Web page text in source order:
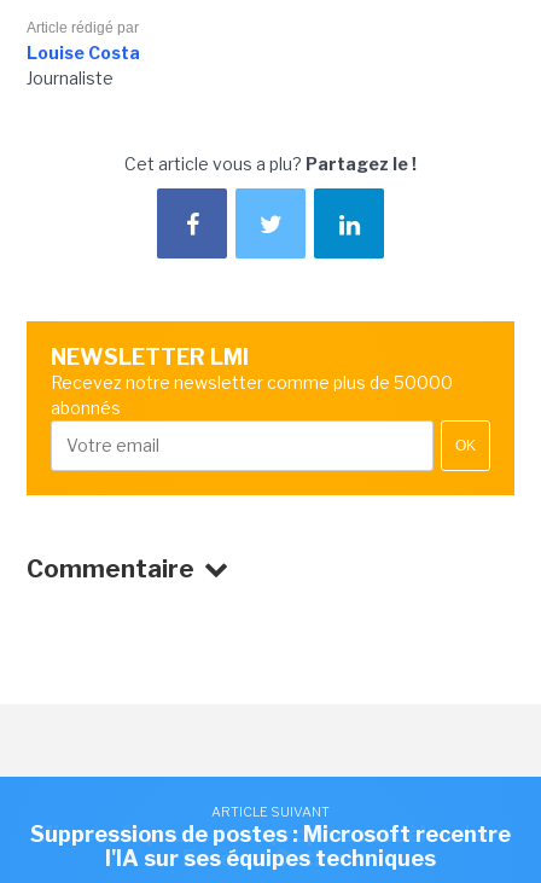
ARTICLE SUIVANT
Microsoft pousse ses propres modèles dans
Excel et Outlook
Article rédigé par
Louise Costa
Journaliste
Cet article vous a plu? Partagez le !
NEWSLETTER LMI
Recevez notre newsletter comme plus de 50000
abonnés
OK
Commentaire
ARTICLE SUIVANT
Suppressions de postes : Microsoft recentre
l'IA sur ses équipes techniques
BUSINESS / RÉORGANISATION
Suppressions de postes :